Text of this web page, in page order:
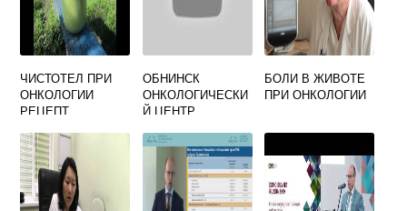
ЧИСТОТЕЛ ПРИ
ОНКОЛОГИИ
РЕЦЕПТ
ОБНИНСК
ОНКОЛОГИЧЕСКИ
Й ЦЕНТР
САЙТ
ПРЕЙСКУРАНТ
БОЛИ В ЖИВОТЕ
ПРИ ОНКОЛОГИИ